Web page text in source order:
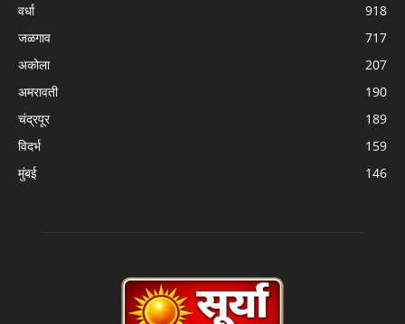
वर्धा
918
जळगाव
717
अकोला
207
अमरावती
190
चंद्रपूर
189
विदर्भ
159
मुंबई
146